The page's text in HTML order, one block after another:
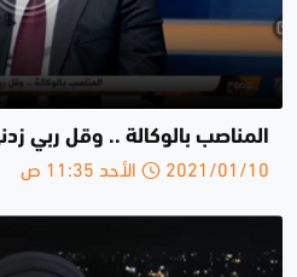
المناصب بالوكالة .. وقل ربي
2021/01/10 الأحد 11:35 ص